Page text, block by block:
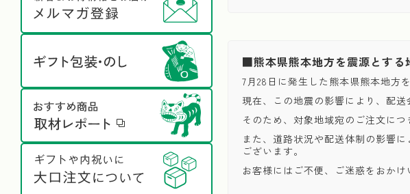
■熊本県熊本地方を震源とする
7月28日に発生した熊本県熊本地方
現在、この地震の影響により、配送
そのため、対象地域宛のご注文に
また、道路状況や配送体制の影響
ございます。
お客様にはご不便、ご迷惑をおか